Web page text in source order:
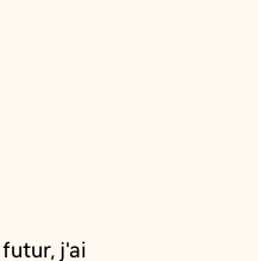
futur, j'ai